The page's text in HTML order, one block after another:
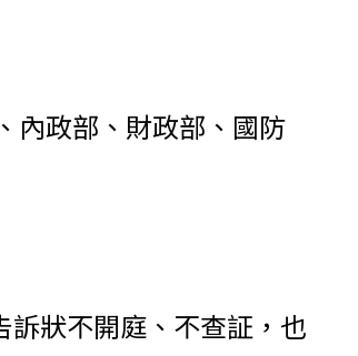
內政部、財政部、國防
訴狀不開庭、不查証，也